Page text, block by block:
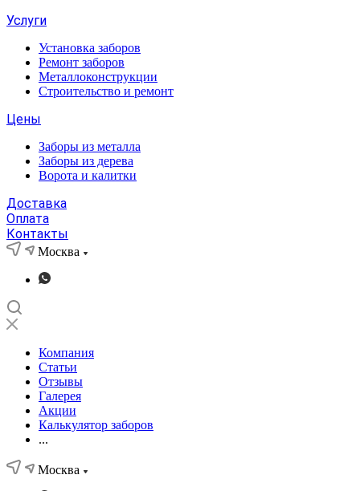
Услуги
Установка заборов
Ремонт заборов
Металлоконструкции
Строительство и ремонт
Цены
Заборы из металла
Заборы из дерева
Ворота и калитки
Доставка
Оплата
Контакты
Москва
Компания
Статьи
Отзывы
Галерея
Акции
Калькулятор заборов
...
Москва